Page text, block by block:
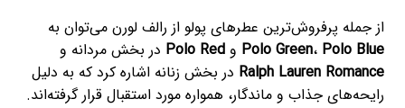
از جمله پرفروش‌ترین عطرهای پولو از رالف لورن می‌توان به
Polo Green، Polo Blue و Polo Red در بخش مردانه و
Ralph Lauren Romance در بخش زنانه اشاره کرد که به دلیل
رایحه‌های جذاب و ماندگار، همواره مورد استقبال قرار گرفته‌اند.